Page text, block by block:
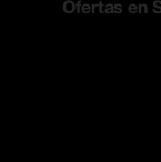
Ofertas en